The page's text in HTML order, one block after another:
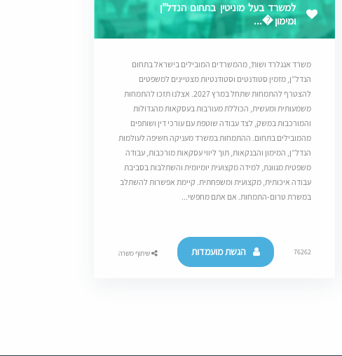
למשרד בעל מוניטין בתחום הנדל"ן
ומימון �...
משרד אנגלרד ושות’, מהמשרדים המובילים בישראל בתחום
הנדל”ן, מזמין סטודנטים וסטודנטיות מצטיינים למשפטים
להצטרף להתמחות שתחל במרץ 2027. אצלנו תזכו להתמחות
משמעותית ומעשית, הכוללת מעורבות בעסקאות מהגדולות
והמורכבות במשק, לצד עבודה שוטפת עם עורכי דין ושותפים
מהמובילים בתחום. ההתמחות במשרד מעניקה חשיפה לעולמות
הנדל”ן, המימון והבנקאות, תוך ליווי עסקאות מורכבות, עבודה
משפטית מגוונת, למידה מקצועית יומיומית והשתלבות בסביבת
עבודה איכותית, מקצועית ומשפחתית. קיימת אפשרות להשתלב
במשרת טרום-התמחות. אם אתם מחפשי...
76262 הגשת מועמדות שיתוף משרה